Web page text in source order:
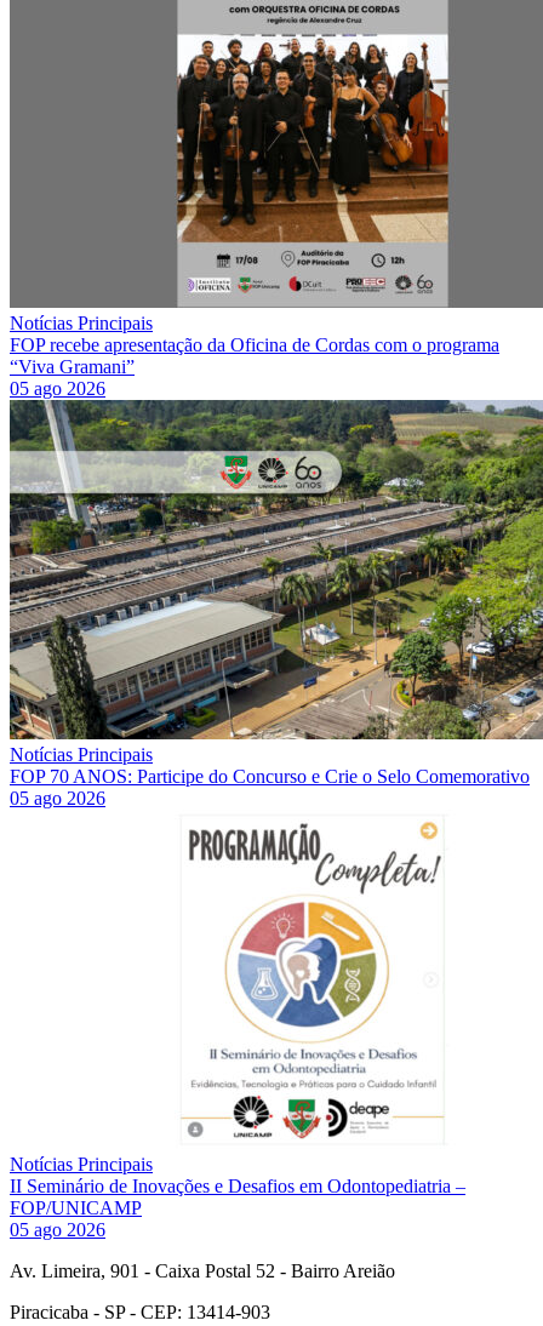
Notícias Principais
FOP recebe apresentação da Oficina de Cordas com o programa
“Viva Gramani”
05 ago 2026
Notícias Principais
FOP 70 ANOS: Participe do Concurso e Crie o Selo Comemorativo
05 ago 2026
Notícias Principais
II Seminário de Inovações e Desafios em Odontopediatria –
FOP/UNICAMP
05 ago 2026
Av. Limeira, 901 - Caixa Postal 52 - Bairro Areião
Piracicaba - SP - CEP: 13414-903